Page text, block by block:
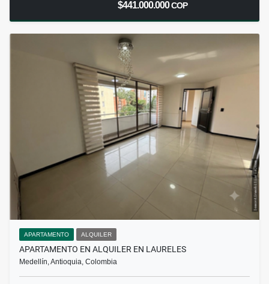
$441.000.000COP
APARTAMENTO ALQUILER
APARTAMENTO EN ALQUILER EN LAURELES
Medellín, Antioquia, Colombia